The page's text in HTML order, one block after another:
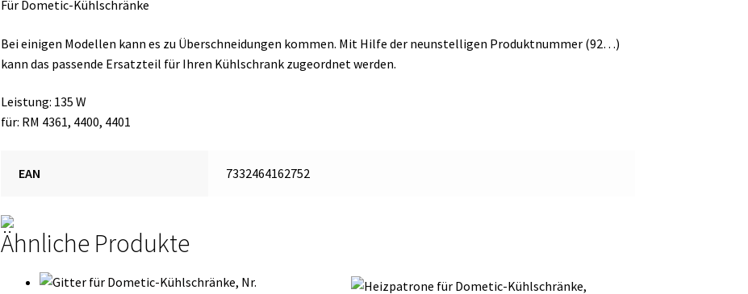
241322900/2
Für Dometic-Kühlschränke
Bei einigen Modellen kann es zu Überschneidungen kommen. Mit Hilfe der neunstelligen Produktnummer (92…)
kann das passende Ersatzteil für Ihren Kühlschrank zugeordnet werden.
Leistung: 135 W
für: RM 4361, 4400, 4401
EAN 7332464162752
Ähnliche Produkte